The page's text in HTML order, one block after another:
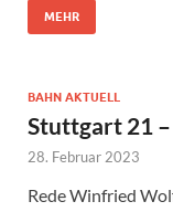
MEHR
BAHN AKTUELL
Stuttgart 21
28. Februar 2023
Rede Winfried